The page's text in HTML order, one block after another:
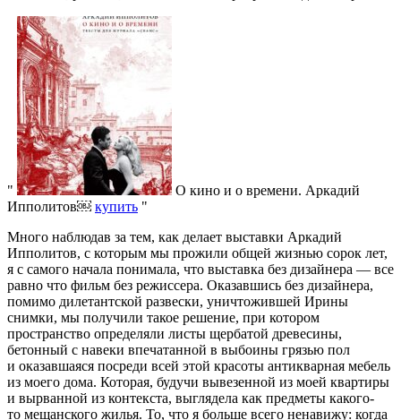
О кино и о времени. Аркадий
Ипполитов￼ купить
Много наблюдав за тем, как делает выставки Аркадий
Ипполитов, с которым мы прожили общей жизнью сорок лет,
я с самого начала понимала, что выставка без дизайнера — все
равно что фильм без режиссера. Оказавшись без дизайнера,
помимо дилетантской развески, уничтожившей Ирины
снимки, мы получили такое решение, при котором
пространство определяли листы щербатой древесины,
бетонный с навеки впечатанной в выбоины грязью пол
и оказавшаяся посреди всей этой красоты антикварная мебель
из моего дома. Которая, будучи вывезенной из моей квартиры
и вырванной из контекста, выглядела как предметы какого-
то мещанского жилья. То, что я больше всего ненавижу: когда